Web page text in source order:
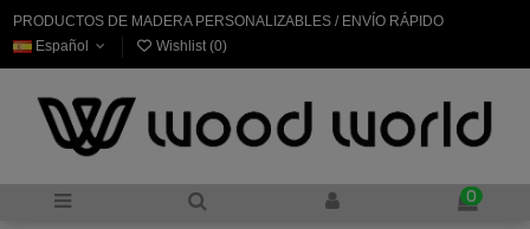
PRODUCTOS DE MADERA PERSONALIZABLES / ENVÍO RÁPIDO
Español
Wishlist (0)
0